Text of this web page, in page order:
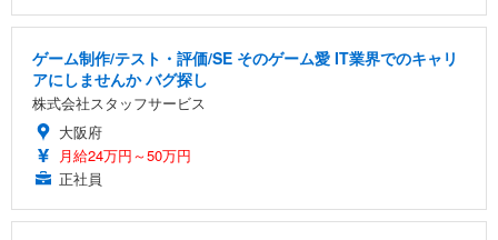
ゲーム制作/テスト・評価/SE そのゲーム愛 IT業界でのキャリ
アにしませんか バグ探し
株式会社スタッフサービス
大阪府
月給24万円～50万円
正社員